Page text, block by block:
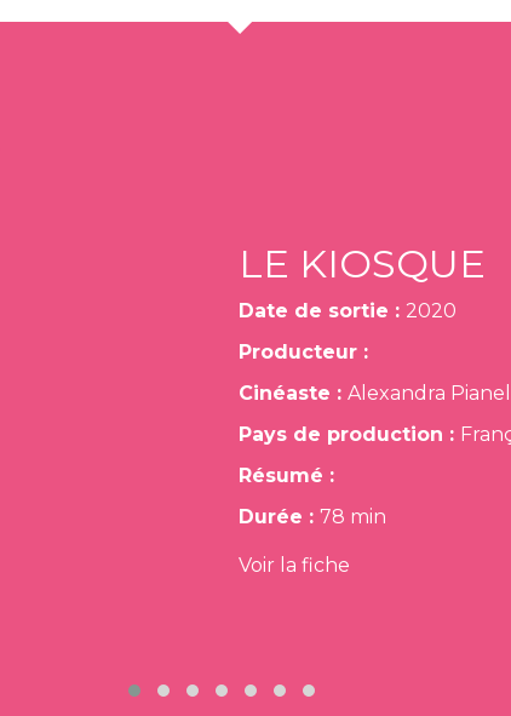
LE KIOSQUE
Date de sortie : 2020
Producteur :
Cinéaste :Alexandra
Pays de production :
Résumé :
Durée :78 min
Voir la fiche